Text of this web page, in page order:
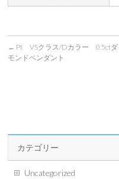
← Pt VSクラス/Dカラー 0.5ctダ
モンドペンダント
カテゴリー
Uncategorized